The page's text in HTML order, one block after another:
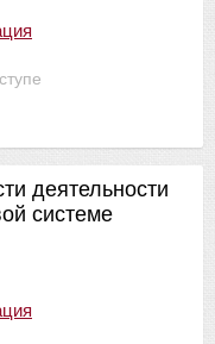
деятельности
системе